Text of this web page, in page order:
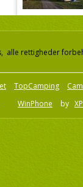
alle rettigheder
TopCamping
WinPhone by